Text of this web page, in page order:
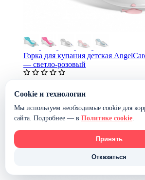
Горка для купания детская
— светло-розовый
В наличии
-36%
Cookie и технологии
Мы используем необходимые cookie для
сайта. Подробнее — в Политике cookie.
Принять
Отказаться